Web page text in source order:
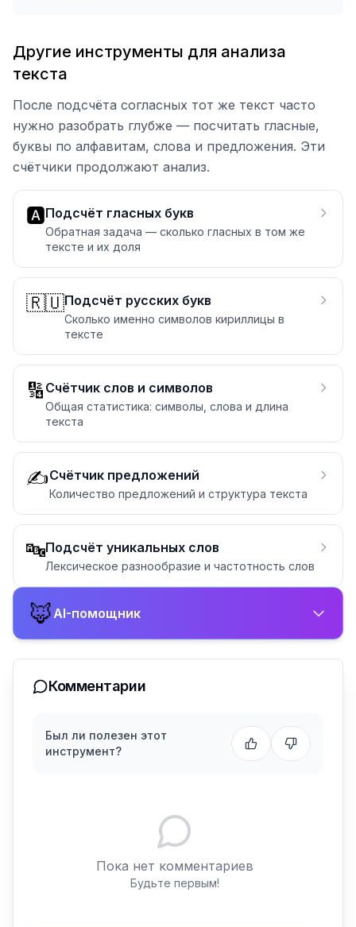
Другие инструменты для анализа
текста
После подсчёта согласных тот же текст часто
нужно разобрать глубже — посчитать гласные,
буквы по алфавитам, слова и предложения. Эти
счётчики продолжают анализ.
🅰️Подсчёт гласных букв
Обратная задача — сколько гласных в том же
тексте и их доля
🇷🇺Подсчёт русских букв
Сколько именно символов кириллицы в
тексте
🔢 Счётчик слов и символов
Общая статистика: символы, слова и длина
текста
✍️Счётчик предложений
Количество предложений и структура текста
🔤Подсчёт уникальных слов
Лексическое разнообразие и частотность слов
🦊AI-помощник
Комментарии
Был ли полезен этот
инструмент?
Пока нет комментариев
Будьте первым!